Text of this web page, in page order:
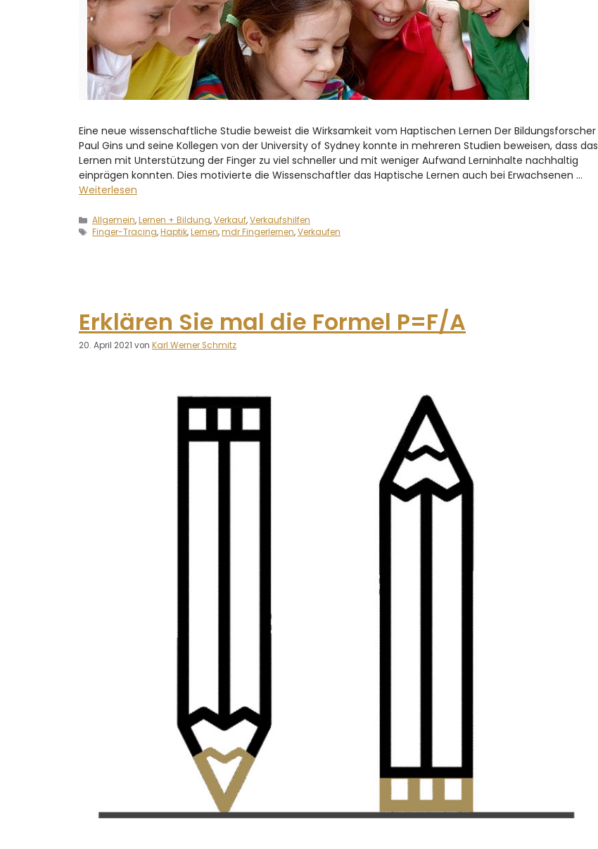
Eine neue wissenschaftliche Studie beweist die Wirksamkeit vom Haptischen Lernen Der Bildungsforscher
Paul Gins und seine Kollegen von der University of Sydney konnte in mehreren Studien beweisen, dass das
Lernen mit Unterstützung der Finger zu viel schneller und mit weniger Aufwand Lerninhalte nachhaltig
einprägen konnten. Dies motivierte die Wissenschaftler das Haptische Lernen auch bei Erwachsenen …
Weiterlesen
Allgemein,Lernen + Bildung,Verkauf,Verkaufshilfen
Finger-Tracing,Haptik,Lernen,mdr Fingerlernen,Verkaufen
Erklären Sie mal die Formel P=F/A
20. April 2021 von Karl Werner Schmitz